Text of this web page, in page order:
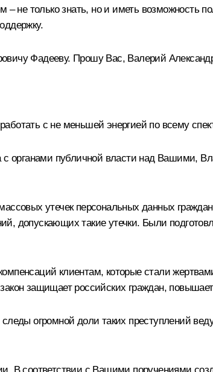
только знать, но и иметь возможность
Фадееву. Прошу Вас, Валерий
с не меньшей энергией по всему
с органами публичной власти над Вашими,
утечек персональных данных
допускающих такие утечки. Были
клиентам, которые стали
защищает российских граждан,
огромной доли таких преступлений
В соответствии с Вашими поручениями